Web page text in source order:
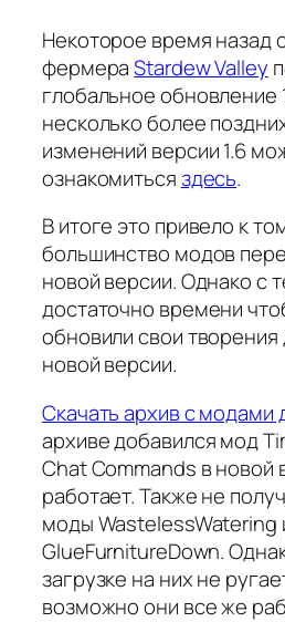
Некоторое время назад
фермераStardew Valley
глобальное обновление
несколько более
изменений версии 1.6
ознакомитьсяздесь.
В итоге это привело к
большинство модов
новой версии. Однако с
достаточно времени
обновили свои
новой версии.
Скачать архив с модами
архиве добавился мод
Chat Commands в новой
работает. Также не
моды WastelessWatering
GlueFurnitureDown.
загрузке на них не
возможно они все же